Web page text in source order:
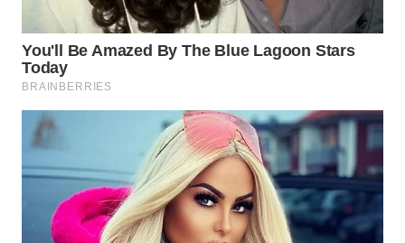
WN
DEPOK
WN
UTARA
WN
SAMOSIR
WN